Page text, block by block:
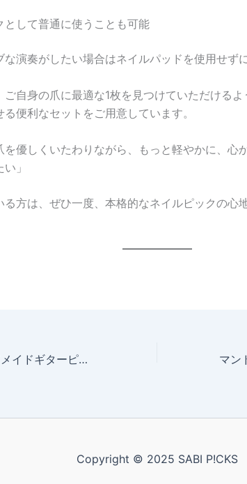
として普通に使うことも可能
演奏がしたい場合はネイルパッドを使用せず
ご自身の爪に最適な1枚を見つけていただける
る便利なセットをご用意しています。
を優しくいたわりながら、もっと軽やかに、心
」
る方は、ぜひ一度、本格的なネイルピックの心
キタガワ ハンドメイドギターピック
Copyright © 2025 SABI P!CKS